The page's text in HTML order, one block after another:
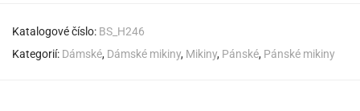
Katalogové číslo: BS_H246
Kategorií: Dámské, Dámské mikiny, Mikiny, Pánské, Pánské mikiny